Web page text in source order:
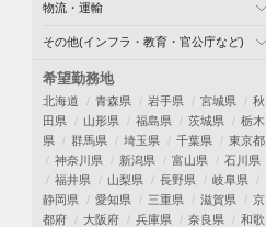
物流・運輸
その他(インフラ・教育・官公庁など)
希望勤務地
北海道 青森県 岩手県 宮城県
秋
田県
山形県 福島県 茨城県
栃木
県
群馬県 埼玉県 千葉県
東京都
神奈川県
新潟県 富山県
石川県
福井県
山梨県 長野県
岐阜県
静岡県
愛知県 三重県 滋賀県
京
都府
大阪府 兵庫県 奈良県
和歌